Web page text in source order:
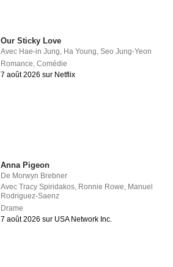
Our Sticky Love
Avec Hae-in Jung, Ha Young,Seo Jung-Yeon
Romance,Comédie
7 août 2026 sur Netflix
Anna Pigeon
De Morwyn Brebner
AvecTracy Spiridakos, Ronnie Rowe, Manuel
Rodriguez-Saenz
Drame
7 août 2026 sur USA Network Inc.